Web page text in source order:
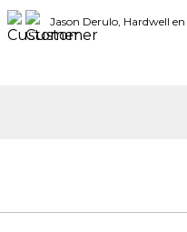
Jason Derulo, Hardwell en